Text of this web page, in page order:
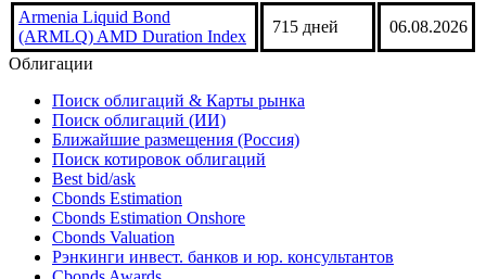
Armenia Liquid Bond
(ARMLQ) AMD Duration Index
715 дней
06.08.2026
Облигации
Поиск облигаций & Карты рынка
Поиск облигаций (ИИ)
Ближайшие размещения (Россия)
Поиск котировок облигаций
Best bid/ask
Cbonds Estimation
Cbonds Estimation Onshore
Cbonds Valuation
Рэнкинги инвест. банков и юр. консультантов